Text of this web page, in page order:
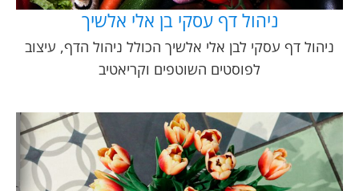
ניהול דף עסקי בן אלי אלשיך
ניהול דף עסקי לבן אלי אלשיך הכולל ניהול הדף, עיצוב
לפוסטים השוטפים וקריאטיב